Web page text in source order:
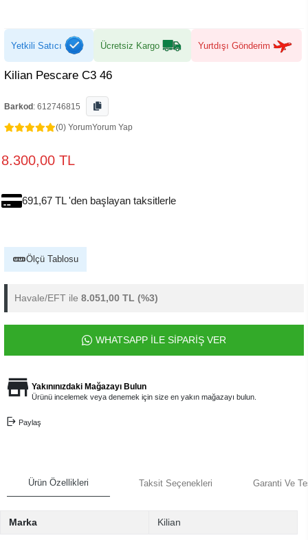
Yetkili Satıcı Ücretsiz Kargo Yurtdışı Gönderim
Kilian Pescare C3 46
Barkod : 612746815
(0) YorumYorum Yap
8.300,00 TL
691,67 TL 'den başlayan taksitlerle
Ölçü Tablosu
Havale/EFT ile 8.051,00 TL (%3)
WHATSAPP İLE SİPARİŞ VER
Yakınınızdaki Mağazayı Bulun
Ürünü incelemek veya denemek için size en yakın mağazayı bulun.
Paylaş
Ürün Özellikleri Taksit Seçenekleri Garanti Ve
Marka Kilian